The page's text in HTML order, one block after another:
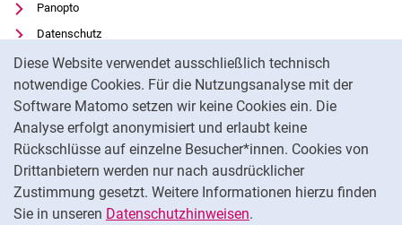
Diese Website verwendet ausschließlich technisch
notwendige Cookies. Für die Nutzungsanalyse mit der
Software Matomo setzen wir keine Cookies ein. Die
Analyse erfolgt anonymisiert und erlaubt keine
Rückschlüsse auf einzelne Besucher*innen. Cookies von
Drittanbietern werden nur nach ausdrücklicher
Zustimmung gesetzt. Weitere Informationen hierzu finden
Sie in unseren Datenschutzhinweisen.
Panopto
Datenschutz
Barrierefreiheit
Transparenter KI-Einsatz
Impressum
Externer Link: Universität Kassel auf
Facebook (öffnet neues Fenster)
Externer Link: Universität Kassel auf
Youtube(öffnet neues Fenster)
Externer Link: Universität Kassel auf
Instagram (öffnet neues Fenster)